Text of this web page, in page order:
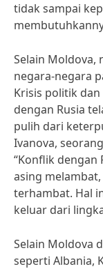
tidak sampai
Selain Moldova,
negara-negara
Krisis politik
dengan Rusia
pulih dari
Ivanova,
“Konflik dengan
asing
terhambat. Hal
keluar dari
Selain Moldova
seperti Albania,